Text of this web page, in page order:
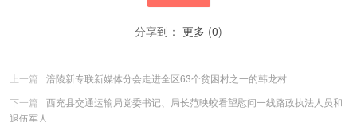
分享到： 更多 (0)
上一篇
涪陵新专联新媒体分会走进全区63个贫困村之一的韩龙村
下一篇
西充县交通运输局党委书记、局长范映蛟看望慰问一线路政执法人员和
退伍军人